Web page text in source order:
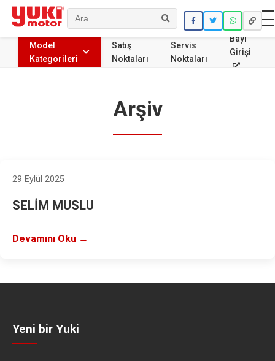
Ara
Model
Kategorileri
Satış
Noktaları
Servis
Noktaları
Bayi
Girişi
Arşiv
29 Eylül 2025
SELİM MUSLU
Devamını Oku →
Yeni bir Yuki